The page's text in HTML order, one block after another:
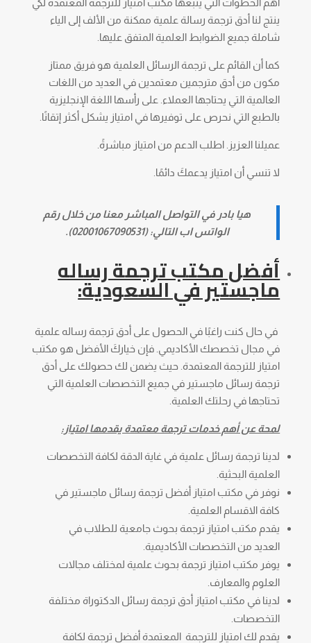
ينتج لنا أدق ترجمة رسالة علمية ممكنة من الألف إلى الياء
شاملة جميع الضوابط العلمية المتفق عليها.
كما أن القائم على ترجمة الرسائل العلمية هو فريق ممتاز
مكون من أدق مترجمين معتمدين في العديد من اللغات
العالمية التي يحتاجها العملاء. على رأسها اللغة الإنجليزية
بالطبع التي نحرص على توفيرها في امتياز يشكل أكثر إتقانًا.
عميلنا العزيز. اطلب الدعم من امتياز مباشرةً.
لا تنسي أن امتياز يدعمكَ دائمًا.
هيا بادر في التواصل المباشر معنا من خلال رقم
الواتس اب التالي: (02001067090531).
أفضل مكتب ترجمة رساله
ماجستير في السعودية:
في حال كنت راغبًا في الحصول على أدق ترجمة رساله علمية
في مجال تخصصك الأكاديمي. فإن خياركَ الأفضل هو مكتب
امتياز للترجمة المعتمدة. حيث يضمن لك حصولك على أدق
ترجمة رسائل ماجستير في جميع التخصصات العلمية التي
تحتاجها في رحلتك العلمية.
لمحة عن أهم خدمات ترجمة معتمدة يقدمها امتياز:
لدينا ترجمة رسائل علمية في غاية الدقة لكافة التخصصات
العلمية البحثية.
نوفر في مكتب امتياز أفضل ترجمة رسائل ماجستير في
كافة الاقسام العلمية.
يقدم مكتب امتياز ترجمة بحوث جامعية للطلاب في
العديد من التخصصات الأكاديمية.
يوفر مكتب امتياز ترجمة بحوث علمية لمختلف مجالات
العلوم والمعارف.
لدينا في مكتب امتياز أدق ترجمة رسائل الدكتوراة مختلفة
التخصصات.
يقدم لك امتياز للترجمة المعتمدة أفضل ترجمة لكافة